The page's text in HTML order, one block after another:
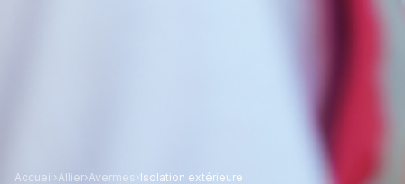
Accueil›Allier›Avermes› Isolation extérieure